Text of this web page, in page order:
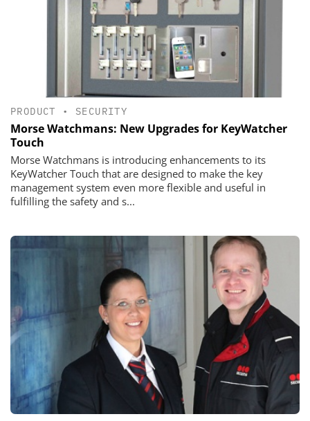
PRODUCT • SECURITY
Morse Watchmans: New Upgrades for KeyWatcher
Touch
Morse Watchmans is introducing enhancements to its
KeyWatcher Touch that are designed to make the key
management system even more flexible and useful in
fulfilling the safety and s...